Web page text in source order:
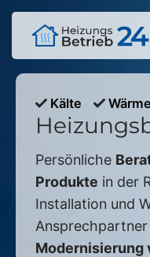
Kälte Wärme
Persönliche
Produkte in der
Installation und
Modernisierung